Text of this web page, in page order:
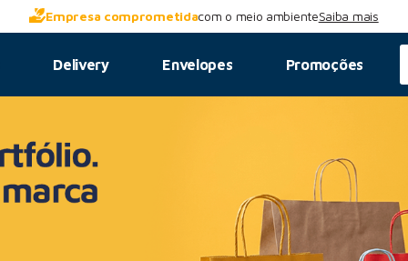
Empresa comprometidacom o meio ambienteSaiba mais
Delivery Envelopes Promoções